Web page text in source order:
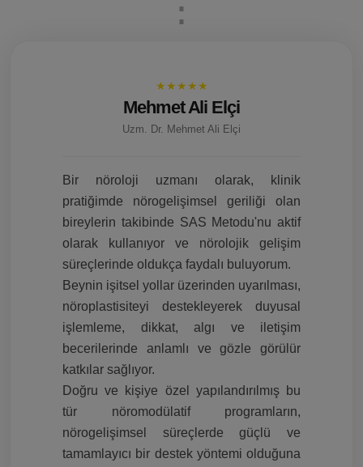
★★★★★
Mehmet Ali Elçi
Uzm. Dr. Mehmet Ali Elçi
Bir nöroloji uzmanı olarak, klinik
pratiğimde nörogelişimsel geriliği olan
bireylerin takibinde SAS Metodu'nu aktif
olarak kullanıyor ve nörolojik gelişim
süreçlerinde oldukça faydalı buluyorum.
Beynin işitsel yollar üzerinden uyarılması,
nöroplastisiteyi destekleyerek duyusal
işlemleme, dikkat, algı ve iletişim
becerilerinde anlamlı ve gözle görülür
katkılar sağlıyor.
Doğru ve kişiye özel yapılandırılmış bu
tür nöromodülatif programların,
nörogelişimsel süreçlerde güçlü ve
tamamlayıcı bir destek yöntemi olduğuna